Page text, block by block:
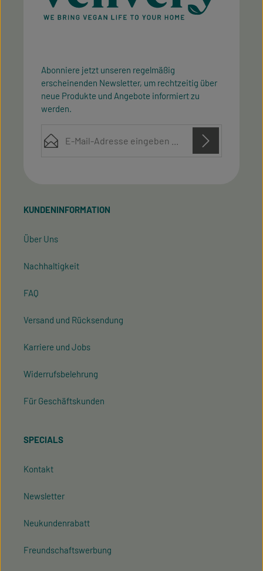
Abonniere jetzt unseren regelmäßig
erscheinenden Newsletter, um rechtzeitig über
neue Produkte und Angebote informiert zu
werden.
mit ihnen einverstanden.
KUNDENINFORMATION
Über Uns
Nachhaltigkeit
FAQ
Versand und Rücksendung
Karriere und Jobs
Widerrufsbelehrung
Für Geschäftskunden
SPECIALS
Kontakt
Newsletter
Neukundenrabatt
Freundschaftswerbung